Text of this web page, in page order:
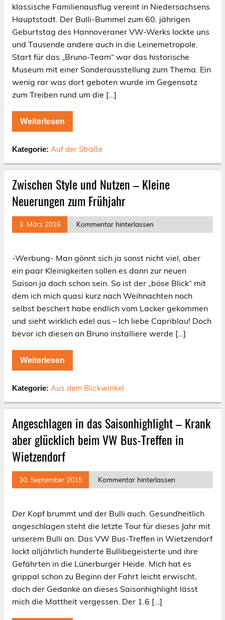
klassische Familienausflug vereint in Niedersachsens
Hauptstadt. Der Bulli-Bummel zum 60. jährigen
Geburtstag des Hannoveraner VW-Werks lockte uns
und Tausende andere auch in die Leinemetropole.
Start für das „Bruno-Team“ war das historische
Museum mit einer Sonderausstellung zum Thema. Ein
wenig rar was dort geboten wurde im Gegensatz
zum Treiben rund um die […]
Weiterlesen
Kategorie: Auf der Straße
Zwischen Style und Nutzen – Kleine
Neuerungen zum Frühjahr
3. März 2016 Kommentar hinterlassen
-Werbung- Man gönnt sich ja sonst nicht viel, aber
ein paar Kleinigkeiten sollen es dann zur neuen
Saison ja doch schon sein. So ist der „böse Blick“ mit
dem ich mich quasi kurz nach Weihnachten noch
selbst beschert habe endlich vom Lacker gekommen
und sieht wirklich edel aus – Ich liebe Capriblau! Doch
bevor ich diesen an Bruno installiere werde […]
Weiterlesen
Kategorie: Aus dem Blickwinkel
Angeschlagen in das Saisonhighlight – Krank
aber glücklich beim VW Bus-Treffen in
Wietzendorf
30. September 2015 Kommentar hinterlassen
Der Kopf brummt und der Bulli auch. Gesundheitlich
angeschlagen steht die letzte Tour für dieses Jahr mit
unserem Bulli an. Das VW Bus-Treffen in Wietzendorf
lockt alljährlich hunderte Bullibegeisterte und ihre
Gefährten in die Lünerburger Heide. Mich hat es
grippal schon zu Beginn der Fahrt leicht erwischt,
doch der Gedanke an dieses Saisonhighlight lässt
mich die Mattheit vergessen. Der 1.6 […]